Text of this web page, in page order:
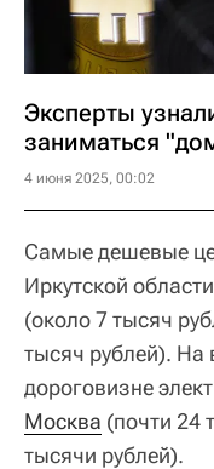
Эксперты
заниматься
4 июня 2025, 00:02
Самые дешевые
Иркутской
(около 7 тысяч
тысяч рублей). На
дороговизне
Москва (почти 24
тысячи рублей).